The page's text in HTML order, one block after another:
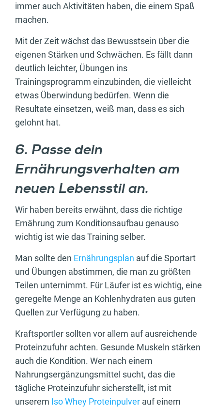
immer auch Aktivitäten haben, die einem Spaß
machen.
Mit der Zeit wächst das Bewusstsein über die
eigenen Stärken und Schwächen. Es fällt dann
deutlich leichter, Übungen ins
Trainingsprogramm einzubinden, die vielleicht
etwas Überwindung bedürfen. Wenn die
Resultate einsetzen, weiß man, dass es sich
gelohnt hat.
6. Passe dein
Ernährungsverhalten am
neuen Lebensstil an.
Wir haben bereits erwähnt, dass die richtige
Ernährung zum Konditionsaufbau genauso
wichtig ist wie das Training selber.
Man sollte den Ernährungsplan auf die Sportart
und Übungen abstimmen, die man zu größten
Teilen unternimmt. Für Läufer ist es wichtig, eine
geregelte Menge an Kohlenhydraten aus guten
Quellen zur Verfügung zu haben.
Kraftsportler sollten vor allem auf ausreichende
Proteinzufuhr achten. Gesunde Muskeln stärken
auch die Kondition. Wer nach einem
Nahrungsergänzungsmittel sucht, das die
tägliche Proteinzufuhr sicherstellt, ist mit
unserem Iso Whey Proteinpulver auf einem